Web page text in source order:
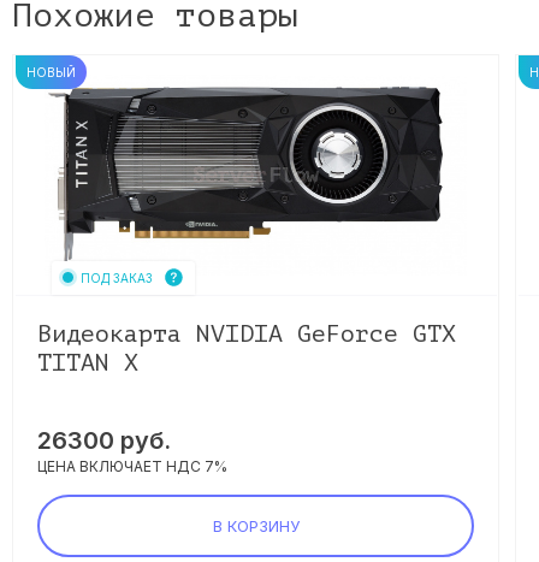
Похожие товары
НОВЫЙ
ПОД ЗАКАЗ
Видеокарта NVIDIA GeForce GTX
TITAN X
26300 руб.
ЦЕНА ВКЛЮЧАЕТ НДС 7%
В КОРЗИНУ